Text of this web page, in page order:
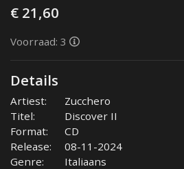
€ 21,60
Voorraad: 3
Details
Artiest:
Zucchero
Titel:
Discover II
Format:
CD
Release:
08-11-2024
Genre:
Italiaans